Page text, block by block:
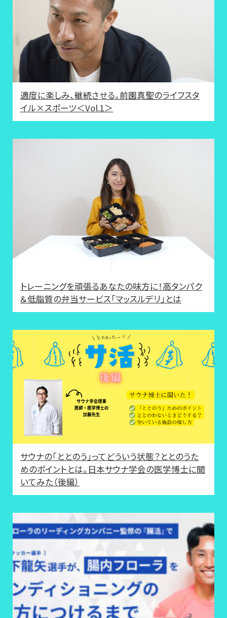
適度に楽しみ、継続させる。前園真聖のライフスタ
イル×スポーツ＜Vol.1＞
トレーニングを頑張るあなたの味方に！高タンパク
＆低脂質の弁当サービス「マッスルデリ」とは
サウナの「ととのう」ってどういう状態？ととのうた
めのポイントとは。日本サウナ学会の医学博士に聞
いてみた（後編）